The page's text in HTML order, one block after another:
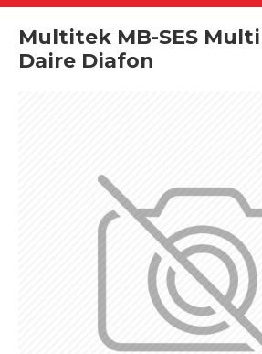
Multitek MB-SES
Daire Diafon